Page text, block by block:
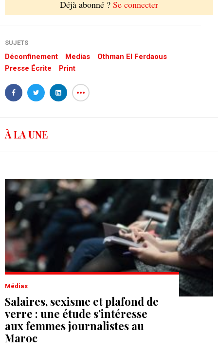
Déjà abonné ? Se connecter
SUJETS
Déconfinement Medias
Othman El Ferdaous
Presse Écrite
Print
À LA UNE
Médias
Salaires, sexisme et plafond de
verre : une étude s’intéresse
aux femmes journalistes au
Maroc